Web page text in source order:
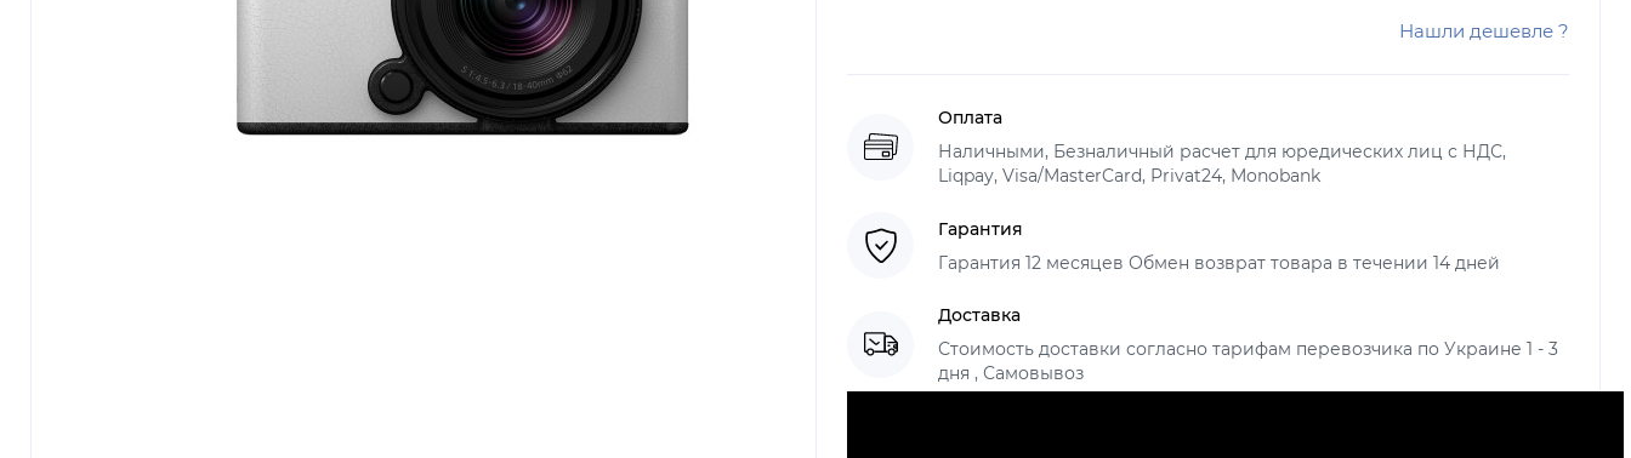
Нашли дешевле ?
Оплата
Наличными, Безналичный расчет для юредических лиц с НДС,
Liqpay, Visa/MasterCard, Privat24, Monobank
Гарантия
Гарантия 12 месяцев Обмен возврат товара в течении 14 дней
Доставка
Стоимость доставки согласно тарифам перевозчика по Украине 1 - 3
дня , Самовывоз